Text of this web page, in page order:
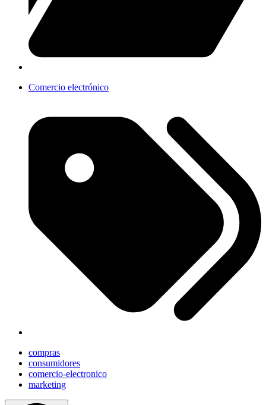
Comercio electrónico
compras
consumidores
comercio-electronico
marketing